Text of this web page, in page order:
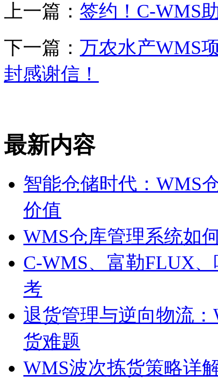
上一篇： 签约！C-WMS
下一篇： 万农水产WMS
封感谢信！
最新内容
智能仓储时代：WMS
价值
WMS仓库管理系统如
C-WMS、富勒FLUX
考
退货管理与逆向物流
货难题
WMS波次拣货策略详